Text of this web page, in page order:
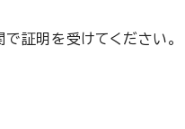
証明を受けてください。